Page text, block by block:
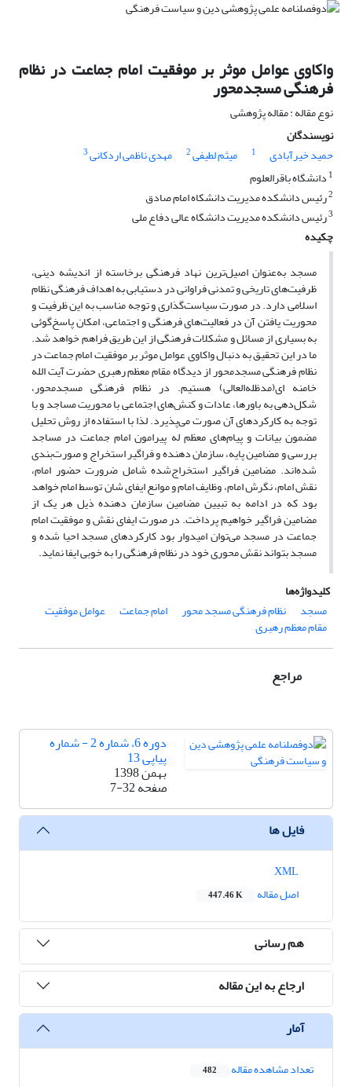
واکاوی عوامل موثر بر موفقیت امام جماعت در نظام
فرهنگی مسجدمحور
نوع مقاله : مقاله پژوهشی
نویسندگان
حمید خیرآبادی
1 میثم لطیفی2 مهدی ناظمی اردکانی3
1 دانشگاه باقرالعلوم
2رئیس دانشکده مدیریت دانشکاه امام صادق
3رئیس دانشکده مدیریت دانشگاه عالی دفاع ملی
چکیده
مسجد به‌عنوان اصیل‌ترین نهاد فرهنگی برخاسته از اندیشه دینی،
ظرفیت‌های تاریخی و تمدنی فراوانی در دستیابی به اهداف فرهنگی نظام
اسلامی دارد. در صورت سیاست‌گذاری و توجه مناسب به این ظرفیت و
محوریت یافتن آن در فعالیت‌های فرهنگی و اجتماعی، امکان پاسخ‌گوئی
به بسیاری از مسائل و مشکلات فرهنگی از این طریق فراهم خواهد شد.
ما در این تحقیق به دنبال واکاوی عوامل موثر بر موفقیت امام جماعت در
نظام فرهنگی مسجدمحور از دیدگاه مقام معظم رهبری حضرت آیت الله
خامنه ای(مدظله‌العالی) هستیم. در نظام فرهنگی مسجدمحور،
شکل‌دهی به باورها، عادات و کنش‌های اجتماعی با محوریت مساجد و با
توجه به کارکردهای آن صورت می‌پذیرد. لذا با استفاده از روش تحلیل
مضمون بیانات و پیام‌های معظم له پیرامون امام جماعت در مساجد
بررسی و مضامین پایه، سازمان دهنده و فراگیر استخراج و صورت‌بندی
شده‌اند. مضامین فراگیر استخراج‌شده شامل ضرورت حضور امام،
نقش امام، نگرش امام، وظایف امام و موانع ایفای شان توسط امام خواهد
بود که در ادامه به تبیین مضامین سازمان دهنده ذیل هر یک از
مضامین فراگیر خواهیم پرداخت. در صورت ایفای نقش و موفقیت امام
جماعت در مسجد می‌توان امیدوار بود کارکردهای مسجد احیا شده و
مسجد بتواند نقش محوری خود در نظام فرهنگی را به خوبی ایفا نماید.
کلیدواژه‌ها
مسجد
نظام فرهنگی مسجد محور امام جماعت عوامل موفقیت
مقام معظم رهبری
مراجع
دوره 6، شماره 2 - شماره
پیاپی 13
بهمن 1398
صفحه7-32
فایل ها
اصل مقاله
447.46 K
هم رسانی
ارجاع به این مقاله
آمار
تعداد مشاهده مقاله 482